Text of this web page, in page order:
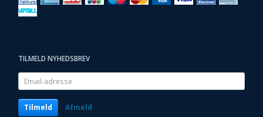
TILMELD NYHEDSBREV
Email-
adresse
Tilmeld Afmeld